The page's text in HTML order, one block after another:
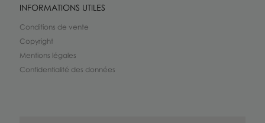
INFORMATIONS UTILES
Conditions de vente
Copyright
Mentions légales
Confidentialité des données